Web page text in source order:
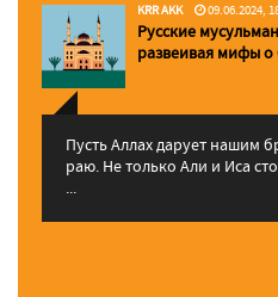
KRR AKK 09.06.2024,
Русские
pазвеивая мифы
Пусть Аллах дарует нашим
раю. Не только Али и Иса
...